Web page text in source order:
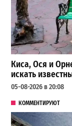
Киса, Ося и
искать
05-08-2026 в 20:08
КОММЕНТИРУЮТ